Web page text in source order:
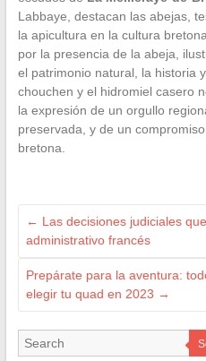
Labbaye, destacan las abejas,
la apicultura en la cultura
por la presencia de la abeja,
el patrimonio natural, la historia
chouchen y el hidromiel casero
la expresión de un orgullo
preservada, y de un
bretona.
← Las decisiones judiciales
administrativo francés
Prepárate para la aventura:
elegir tu quad en 2023 →